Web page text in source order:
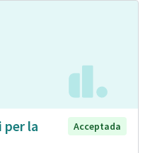
per la
Acceptada